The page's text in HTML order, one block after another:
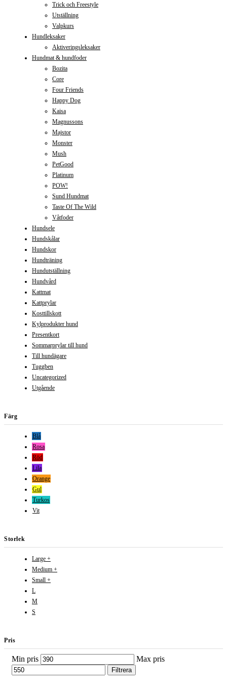
Trick och Freestyle
Utställning
Valpkurs
Hundleksaker
Aktiveringsleksaker
Hundmat & hundfoder
Bozita
Core
Four Friends
Happy Dog
Kaisa
Magnussons
Majstor
Monster
Mush
PetGood
Platinum
POW!
Sund Hundmat
Taste Of The Wild
Våtfoder
Hundsele
Hundskålar
Hundskor
Hundträning
Hundutställning
Hundvård
Kattmat
Kattprylar
Kosttillskott
Kylprodukter hund
Presentkort
Sommarprylar till hund
Till hundägare
Tuggben
Uncategorized
Utgående
Färg
Blå
Rosa
Röd
Lila
Orange
Gul
Turkos
Vit
Storlek
Large +
Medium +
Small +
L
M
S
Pris
Min pris Max pris
Filtrera